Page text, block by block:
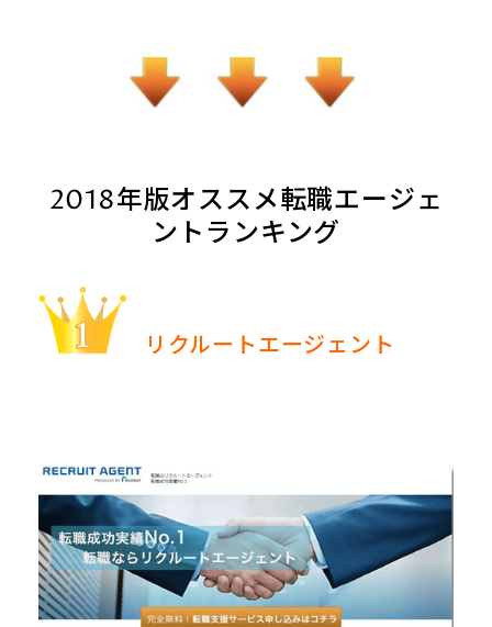
2018年版オススメ転職エージェ
ントランキング
リクルートエージェント